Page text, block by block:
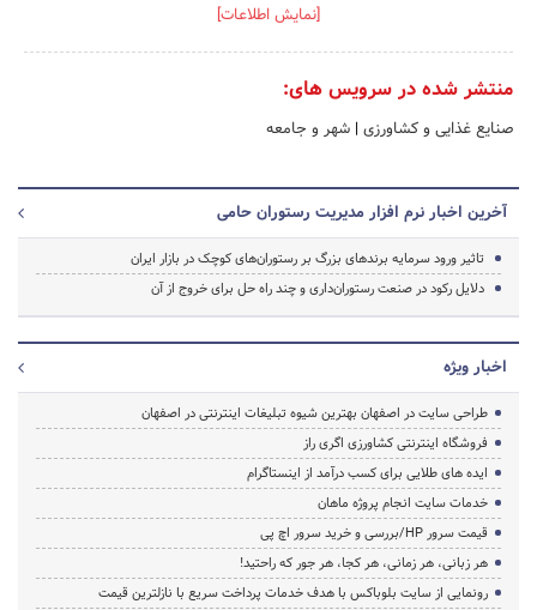
[نمایش اطلاعات]
منتشر شده در سرویس های:
صنایع غذایی و کشاورزی | شهر و جامعه
آخرین اخبار نرم افزار مدیریت رستوران حامی
تاثیر ورود سرمایه برندهای بزرگ بر رستوران‌های کوچک در بازار ایران
دلایل رکود در صنعت رستوران‌داری و چند راه حل برای خروج از آن
اخبار ویژه
طراحی سایت در اصفهان بهترین شیوه تبلیغات اینترنتی در اصفهان
فروشگاه اینترنتی کشاورزی اگری راز
ایده های طلایی برای کسب درآمد از اینستاگرام
خدمات سایت انجام پروژه ماهان
قیمت سرور HP/بررسی و خرید سرور اچ پی
هر زبانی، هر زمانی، هر کجا، هر جور که راحتید!
رونمایی از سایت بلوباکس با هدف خدمات پرداخت سریع با نازلترین قیمت